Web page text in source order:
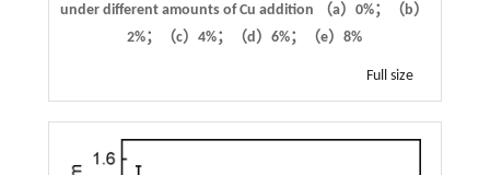
under different amounts of Cu addition （a）0%；（b）
2%；（c）4%；（d）6%；（e）8%
Full size